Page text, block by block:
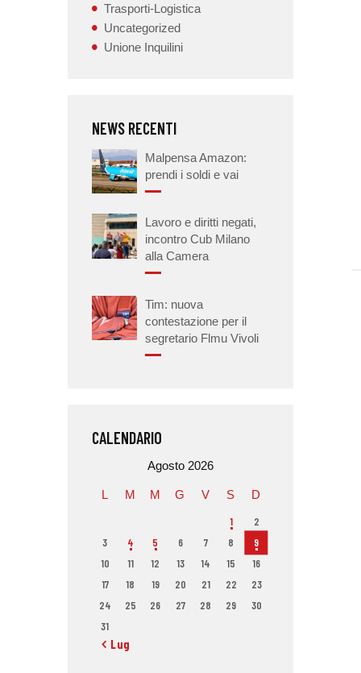
Trasporti-Logistica
Uncategorized
Unione Inquilini
NEWS RECENTI
Malpensa Amazon:
prendi i soldi e vai
Lavoro e diritti negati,
incontro Cub Milano
alla Camera
Tim: nuova
contestazione per il
segretario Flmu Vivoli
CALENDARIO
Agosto 2026
L M M G V S D
1
2
3
4 5 6 7 8
9
10
11 12 13 14 15
16
17
18 19 20 21 22
23
24
25 26 27 28 29
30
31
« Lug